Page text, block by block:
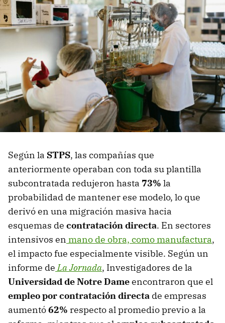
Según la STPS, las compañías que
anteriormente operaban con toda su plantilla
subcontratada redujeron hasta 73% la
probabilidad de mantener ese modelo, lo que
derivó en una migración masiva hacia
esquemas de contratación directa. En sectores
intensivos en mano de obra, como manufactura,
el impacto fue especialmente visible. Según un
informe deLa Jornada, Investigadores de la
Universidad de Notre Dameencontraron que el
empleo por contratación directa de empresas
aumentó62% respecto al promedio previo a la